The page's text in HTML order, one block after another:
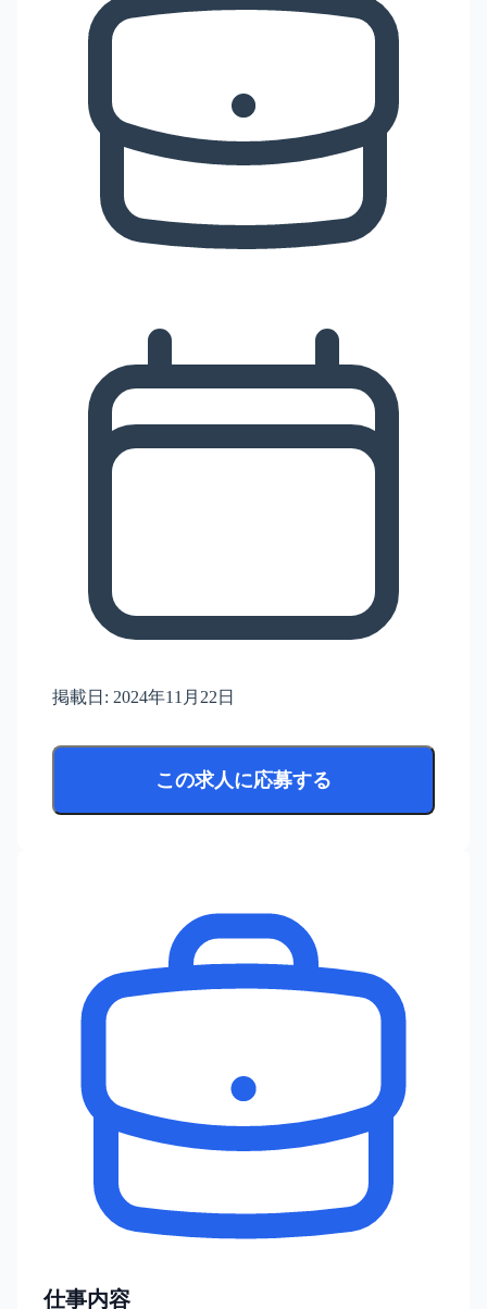
掲載日: 2024年11月22日
この求人に応募する
仕事内容